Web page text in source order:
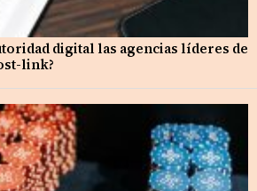
digital las agencias líderes de
link?